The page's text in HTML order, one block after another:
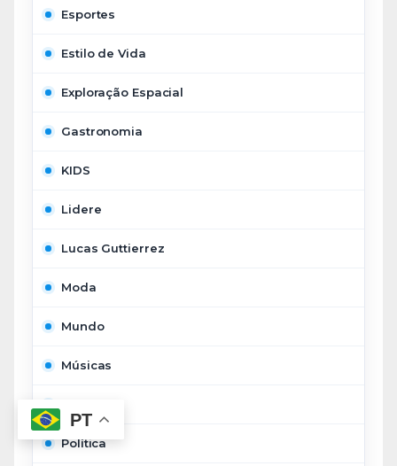
Esportes
Estilo de Vida
Exploração Espacial
Gastronomia
KIDS
Lidere
Lucas Guttierrez
Moda
Mundo
Músicas
Política
PT